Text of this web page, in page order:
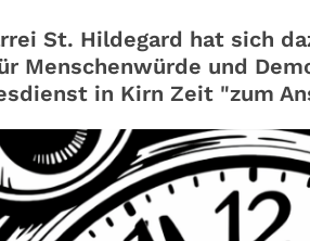
St. Hildegard hat sich
Menschenwürde und
in Kirn Zeit "zum